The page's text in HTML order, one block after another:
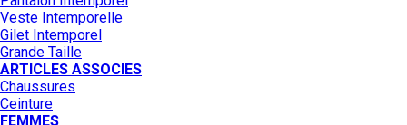
Veste Intemporelle
Gilet Intemporel
Grande Taille
ARTICLES ASSOCIES
Chaussures
Ceinture
FEMMES